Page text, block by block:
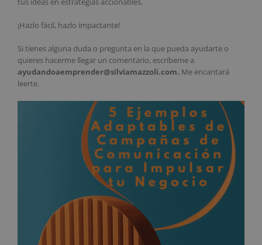
¡Hazlo fácil, hazlo impactante!
Si tienes alguna duda o pregunta en la que pueda ayudarte o
quieres hacerme llegar un comentario, escríbeme a
ayudandoaemprender@silviamazzoli.com. Me encantará
leerte.